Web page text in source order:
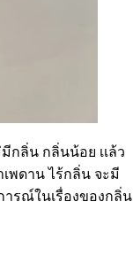
กลิ่น กลิ่นน้อย เเล้ว
เพดาน ไร้กลิ่น จะมี
ารณ์ในเรื่องของกลิ่น